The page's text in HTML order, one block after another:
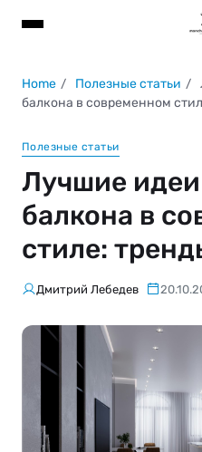
Home Полезные статьи
балкона в современном
Полезные статьи
Лучшие
балкона в
стиле:
Дмитрий Лебедев